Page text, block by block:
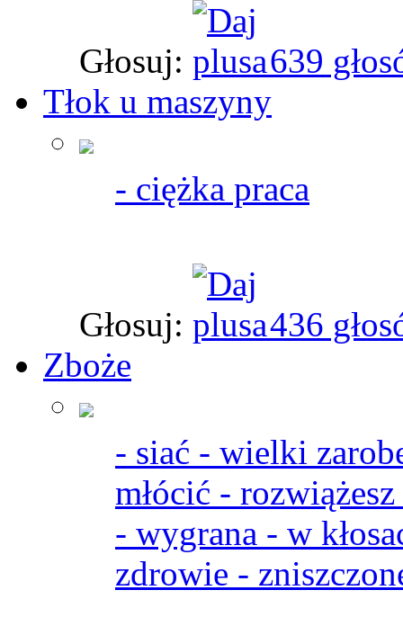
Głosuj:
639
Tłok u maszyny
- ciężka praca
Głosuj:
436
Zboże
- siać - wielki
młócić -
- wygrana - w
zdrowie -